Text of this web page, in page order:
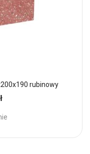
rubinowy